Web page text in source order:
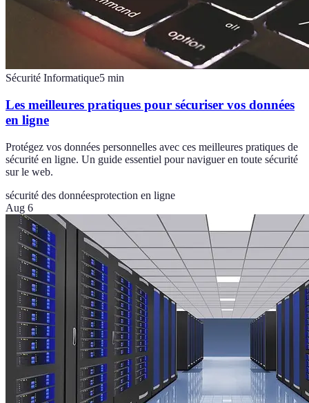
Sécurité Informatique5 min
Les meilleures pratiques pour sécuriser vos données
en ligne
Protégez vos données personnelles avec ces meilleures pratiques de
sécurité en ligne. Un guide essentiel pour naviguer en toute sécurité
sur le web.
sécurité des donnéesprotection en ligne
Aug 6